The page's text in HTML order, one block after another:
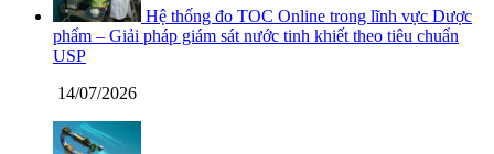
Hệ thống đo TOC Online trong lĩnh vực Dược
phẩm – Giải pháp giám sát nước tinh khiết theo tiêu chuẩn
USP
14/07/2026